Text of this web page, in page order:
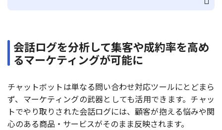
会話ログを分析して集客や成約率を高め
るマーケティングが可能に
チャットボットは単なる問い合わせ対応ツールにとどまら
ず、マーケティングの武器としても活用できます。チャッ
トでやり取りされた会話ログには、顧客が抱える悩みや関
心のある商品・サービスがそのまま反映されます。